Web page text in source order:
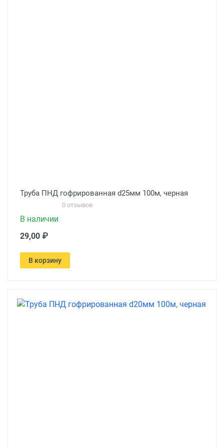
Труба ПНД гофрированная d25мм 100м, черная
0 отзывов
В наличии
29,00 ₽
В корзину